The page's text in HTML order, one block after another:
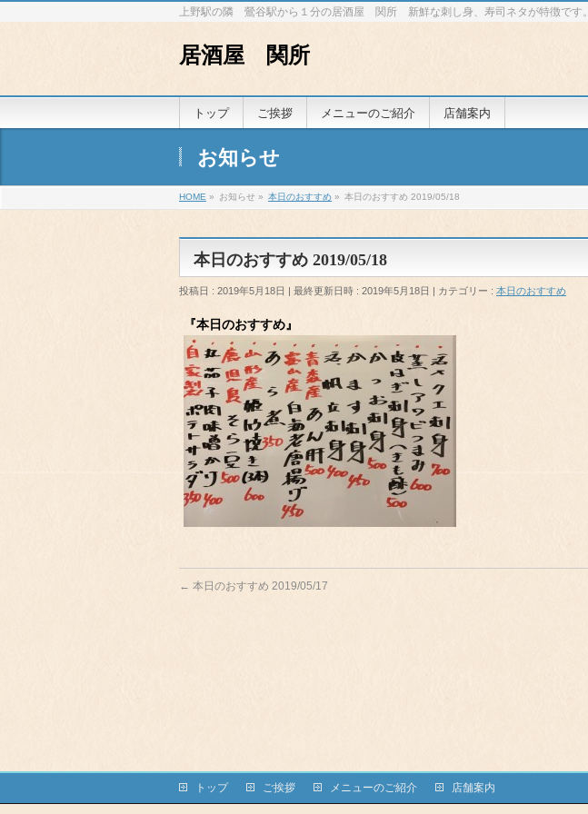
上野駅の隣 鶯谷駅から１分の居酒屋 関所 新鮮な刺し身、寿司ネタが特徴です。
居酒屋 関所
トップ ご挨拶 メニューのご紹介 店舗案内
お知らせ
HOME » お知らせ » 本日のおすすめ » 本日のおすすめ 2019/05/18
本日のおすすめ 2019/05/18
投稿日 : 2019年5月18日 最終更新日時 : 2019年5月18日 カテゴリー : 本日のおすすめ
『本日のおすすめ』
← 本日のおすすめ 2019/05/17
トップ ご挨拶 メニューのご紹介 店舗案内